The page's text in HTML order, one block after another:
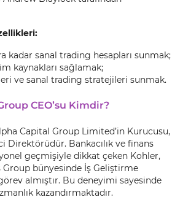
kadar sanal trading hesapları sunmak;
kaynakları sağlamak;
ve sanal trading stratejileri sunmak.
CEO’su Kimdir?
Capital Group Limited’in Kurucusu,
Direktörüdür. Bankacılık ve finans
geçmişiyle dikkat çeken Kohler,
Group bünyesinde İş Geliştirme
almıştır. Bu deneyimi sayesinde
kazandırmaktadır.